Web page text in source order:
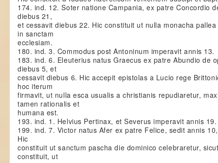
174. ind. 12. Soter natione Campania, ex patre Concordio
diebus 21,
et cessavit diebus 22. Hic constituit ut nulla monacha
in sanctam
ecclesiam.
180. ind. 3. Commodus post Antoninum imperavit annis 13.
183. ind. 6. Eleuterius natus Graecus ex patre Abundio de
diebus 5, et
cessavit diebus 6. Hic accepit epistolas a Lucio rege
hoc iterum
firmavit, ut nulla esca usualis a christianis repudiaretur,
tamen rationalis et
humana est.
193. ind. 1. Helvius Pertinax, et Severus imperavit annis 19.
199. ind. 7. Victor natus Afer ex patre Felice, sedit annis
Hic
constituit ut sanctum pascha die dominico celebraretur,
constituit, ut